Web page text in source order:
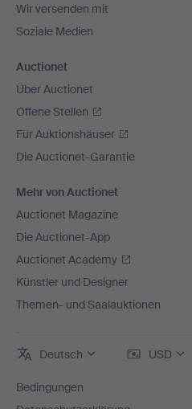
Wir versenden mit
Soziale Medien
Auctionet
Über Auctionet
Offene Stellen
Für Auktionshäuser
Die Auctionet-Garantie
Mehr von Auctionet
Auctionet Magazine
Die Auctionet-App
Auctionet Academy
Künstler und Designer
Themen- und Saalauktionen
Deutsch USD
Bedingungen